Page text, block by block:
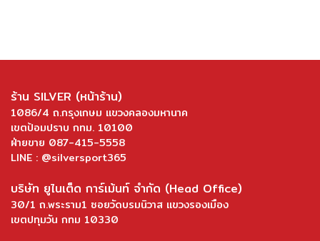
ร้าน SILVER (หน้าร้าน)
1086/4 ถ.กรุงเกษม แขวงคลองมหานาค
เขตป้อมปราบ กทม. 10100
ฝ่ายขาย 087-415-5558
LINE : @silversport365
บริษัท ยูไนเต็ด การ์เม้นท์ จำกัด (Head Office)
30/1 ถ.พระราม1 ซอยวัดบรมนิวาส แขวงรองเมือง
เขตปทุมวัน กทม 10330